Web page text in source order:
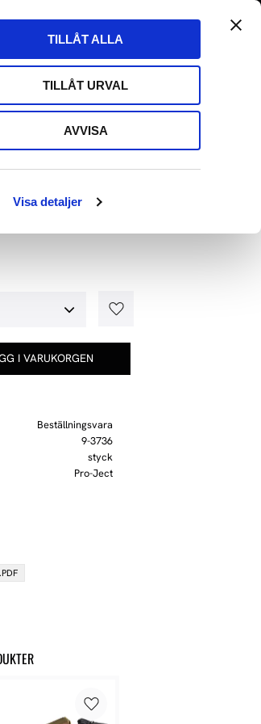
Visa detaljer
TILLÅT ALLA
TILLÅT URVAL
AVVISA
Favoriter
Kundvagn
HIFI KABLAR EVENT
Lägg till i favoriter
Beställningsvara
9-3736
styck
Pro-Ject
Lägg till i favoriter